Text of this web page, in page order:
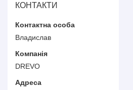
КОНТАКТИ
Владислав
DREVO